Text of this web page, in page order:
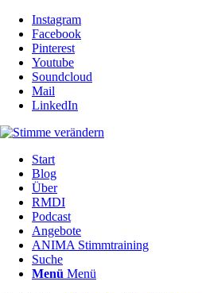
Instagram
Facebook
Pinterest
Youtube
Soundcloud
Mail
LinkedIn
Start
Blog
Über
RMDI
Podcast
Angebote
ANIMA Stimmtraining
Suche
Menü Menü